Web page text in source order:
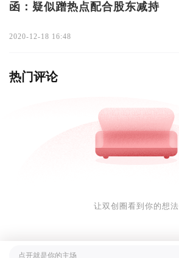
函：疑似蹭热点配合股东减持
2020-12-18 16:48
热门评论
让双创圈看到你的想法
点开就是你的主场